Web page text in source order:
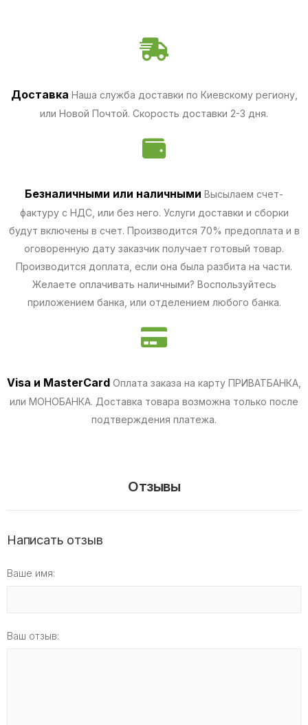
Доставка Наша служба доставки по Киевскому региону,
или Новой Почтой. Скорость доставки 2-3 дня.
Безналичными или наличными Высылаем счет-
фактуру с НДС, или без него. Услуги доставки и сборки
будут включены в счет. Производится 70% предоплата и в
оговоренную дату заказчик получает готовый товар.
Производится доплата, если она была разбита на части.
Желаете оплачивать наличными? Воспользуйтесь
приложением банка, или отделением любого банка.
Visa и MasterCard Оплата заказа на карту ПРИВАТБАНКА,
или МОНОБАНКА. Доставка товара возможна только после
подтверждения платежа.
Отзывы
Написать отзыв
Ваше имя:
Ваш отзыв: